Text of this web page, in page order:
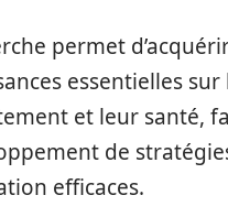
permet
essentielles
et leur santé,
de
efficaces.